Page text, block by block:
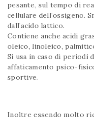
pesante, sul tempo di
cellulare dell’ossigeno.
dall’acido lattico.
Contiene anche acidi
oleico, linoleico,
Si usa in caso di periodi
affaticamento psico-
sportive.
Inoltre essendo molto